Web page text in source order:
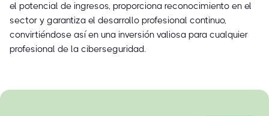
el potencial de ingresos, proporciona reconocimiento en el
sector y garantiza el desarrollo profesional continuo,
convirtiéndose así en una inversión valiosa para cualquier
profesional de la ciberseguridad.